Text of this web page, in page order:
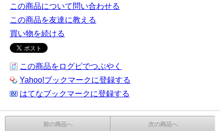
この商品について問い合わせる
この商品を友達に教える
買い物を続ける
この商品をログピでつぶやく
Yahoo!ブックマークに登録する
はてなブックマークに登録する
前の商品へ 次の商品へ